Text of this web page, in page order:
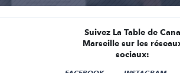
Suivez La Table de Cana
Marseille sur les
sociaux: